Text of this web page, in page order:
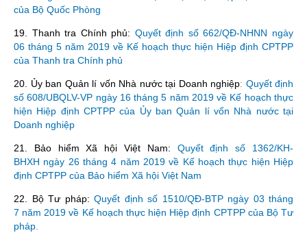
của Bộ Quốc Phòng
19. Thanh tra Chính phủ: Quyết định số 662/QĐ-NHNN ngày
06 tháng 5 năm 2019 về Kế hoạch thực hiện Hiệp định CPTPP
của Thanh tra Chính phủ
20. Ủy ban Quản lí vốn Nhà nước tại Doanh nghiệp: Quyết định
số 608/UBQLV-VP ngày 16 tháng 5 năm 2019 về Kế hoạch thực
hiện Hiệp định CPTPP của Ủy ban Quản lí vốn Nhà nước tại
Doanh nghiệp
21. Bảo hiểm Xã hội Việt Nam: Quyết định số 1362/KH-
BHXH ngày 26 tháng 4 năm 2019 về Kế hoạch thực hiện Hiệp
định CPTPP của Bảo hiểm Xã hội Việt Nam
22. Bộ Tư pháp: Quyết định số 1510/QĐ-BTP ngày 03 tháng
7 năm 2019 về Kế hoạch thực hiện Hiệp định CPTPP của Bộ Tư
pháp